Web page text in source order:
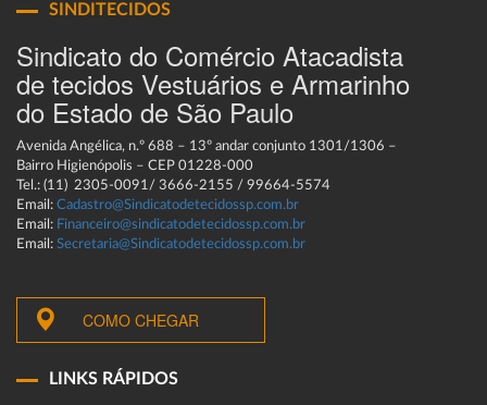
SINDITECIDOS
Sindicato do Comércio Atacadista
de tecidos Vestuários e Armarinho
do Estado de São Paulo
Avenida Angélica, n.º 688 – 13º andar conjunto 1301/1306 –
Bairro Higienópolis – CEP 01228-000
Tel.: (11) 2305-0091/ 3666-2155 / 99664-5574
Email: Cadastro@Sindicatodetecidossp.com.br
Email: Financeiro@sindicatodetecidossp.com.br
Email: Secretaria@Sindicatodetecidossp.com.br
COMO CHEGAR
LINKS RÁPIDOS